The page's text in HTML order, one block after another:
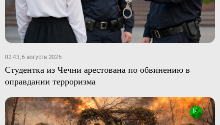
02:43, 6 августа 2026
Студентка из Чечни арестована по обвинению в
оправдании терроризма